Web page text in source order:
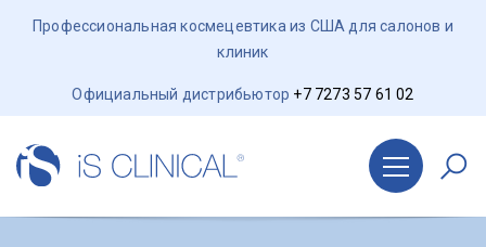
Профессиональная космецевтика из США для салонов и
клиник
Официальный дистрибьютор +7 7273 57 61 02